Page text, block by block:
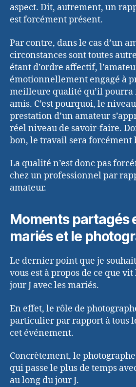
aspect. Dit, autrement, un
est forcément présent.
Par contre, dans le cas d’un
circonstances sont toutes
étant d’ordre affectif,
émotionnellement engagé à
meilleure qualité qu’il pourra
amis. C’est pourquoi, le
prestation d’un amateur
réel niveau de savoir-faire.
bon, le travail sera forcément
La qualité n’est donc pas
chez un professionnel par
amateur.
Moments partagés
mariés et le
Le dernier point que je
vous est à propos de ce que
jour J avec les mariés.
En effet, le rôle de
particulier par rapport à tous
cet événement.
Concrètement, le
qui passe le plus de temps
au long du jour J.